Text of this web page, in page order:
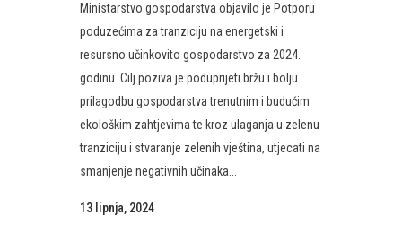
Ministarstvo gospodarstva objavilo je Potporu
poduzećima za tranziciju na energetski i
resursno učinkovito gospodarstvo za 2024.
godinu. Cilj poziva je poduprijeti bržu i bolju
prilagodbu gospodarstva trenutnim i budućim
ekološkim zahtjevima te kroz ulaganja u zelenu
tranziciju i stvaranje zelenih vještina, utjecati na
smanjenje negativnih učinaka...
13 lipnja, 2024